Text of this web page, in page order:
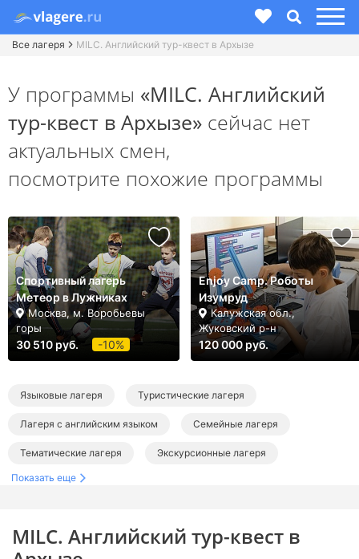
Все лагеря MILC. Английский тур-квест в Архызе
MILC. Английский тур-квест в
У программы «MILC. Английский
тур-квест в Архызе» сейчас нет
актуальных смен,
посмотрите похожие программы
Спортивный лагерь
Метеор в Лужниках
Москва, м. Воробьевы
горы
30 510 руб. -10%
Enjoy Camp. Роботы
Изумруд
Калужская обл.,
Жуковский р-н
120 000 руб.
Языковые лагеря Туристические лагеря
Лагеря с английским языком Семейные лагеря
Тематические лагеря Экскурсионные лагеря
Лагеря в Карачаево-Черкесии
Показать еще